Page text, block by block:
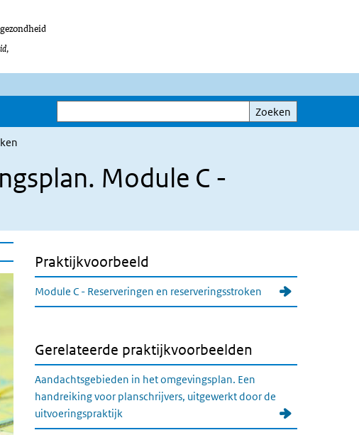
Zoeken
Zoeken
Module C -
Praktijkvoorbeeld
Module C - Reserveringen en reserveringsstroken
Gerelateerde praktijkvoorbeelden
Aandachtsgebieden in het omgevingsplan. Een
handreiking voor planschrijvers, uitgewerkt door de
uitvoeringspraktijk